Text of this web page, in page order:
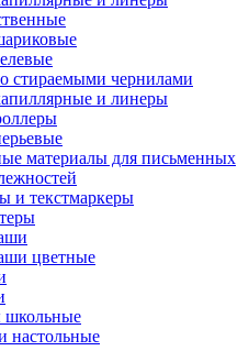
стираемыми чернилами
и линеры
материалы для письменных
и текстмаркеры
цветные
школьные
настольные